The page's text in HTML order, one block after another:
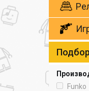
Funko